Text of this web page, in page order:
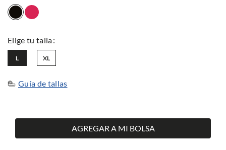
L XL
Guía de tallas
AGREGAR A MI BOLSA